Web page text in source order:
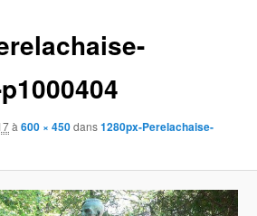
à600 × 450dans1280px-Perelachaise-